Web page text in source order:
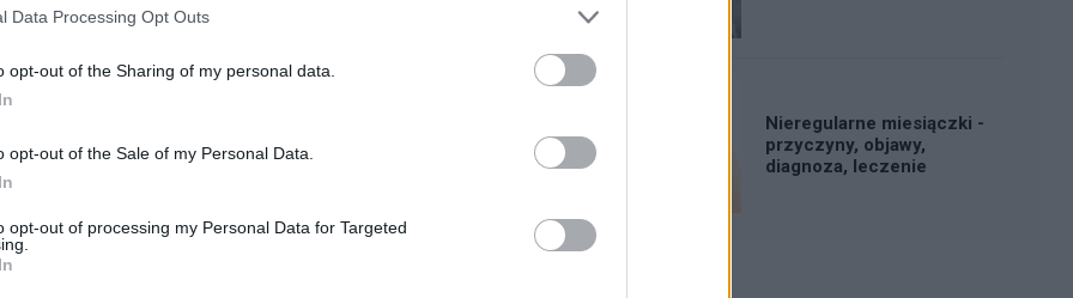
Data Processing Opt Outs
opt-out of the Sharing of my personal data.
opt-out of the Sale of my Personal Data.
opt-out of processing my Personal Data for Targeted
robię
cytuj
Nieregularne miesiączki -
przyczyny, objawy,
diagnoza, leczenie